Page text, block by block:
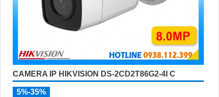
CAMERA IP HIKVISION DS-2CD2T86G2-4I C
5%-35%